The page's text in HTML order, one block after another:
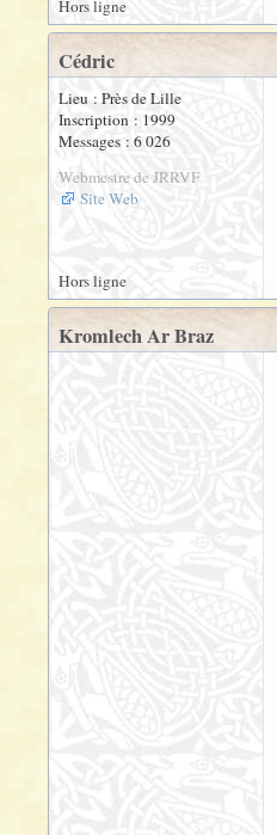
Hors ligne
Cédric
Lieu : Près de Lille
Inscription : 1999
Messages : 6 026
Webmestre de JRRVF
Site Web
Hors ligne
Kromlech Ar Braz